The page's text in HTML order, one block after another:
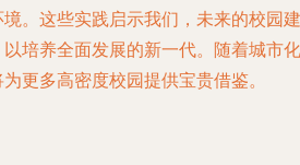
。这些实践启示我们，未来的校园建
培养全面发展的新一代。随着城市化
更多高密度校园提供宝贵借鉴。